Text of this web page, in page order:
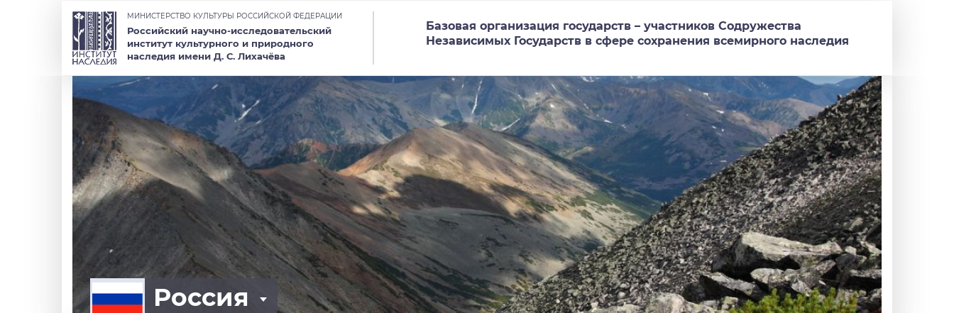
МИНИСТЕРСТВО КУЛЬТУРЫ РОССИЙСКОЙ ФЕДЕРАЦИИ
Российский научно-исследовательский
институт культурного и природного
наследия имени Д. С. Лихачёва
Базовая организация государств – участников Содружества
Независимых Государств в сфере сохранения всемирного наследия
Россия